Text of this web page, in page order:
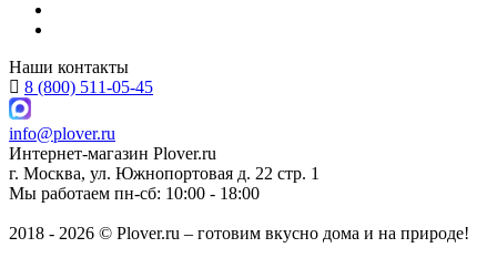
Наши контакты
8 (800) 511-05-45
info@plover.ru
Интернет-магазин Plover.ru
г. Москва, ул. Южнопортовая д. 22 стр. 1
Мы работаем пн-сб: 10:00 - 18:00
2018 - 2026 © Plover.ru – готовим вкусно дома и на природе!